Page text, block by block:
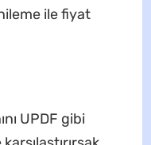
ile fiyat
UPDF gibi